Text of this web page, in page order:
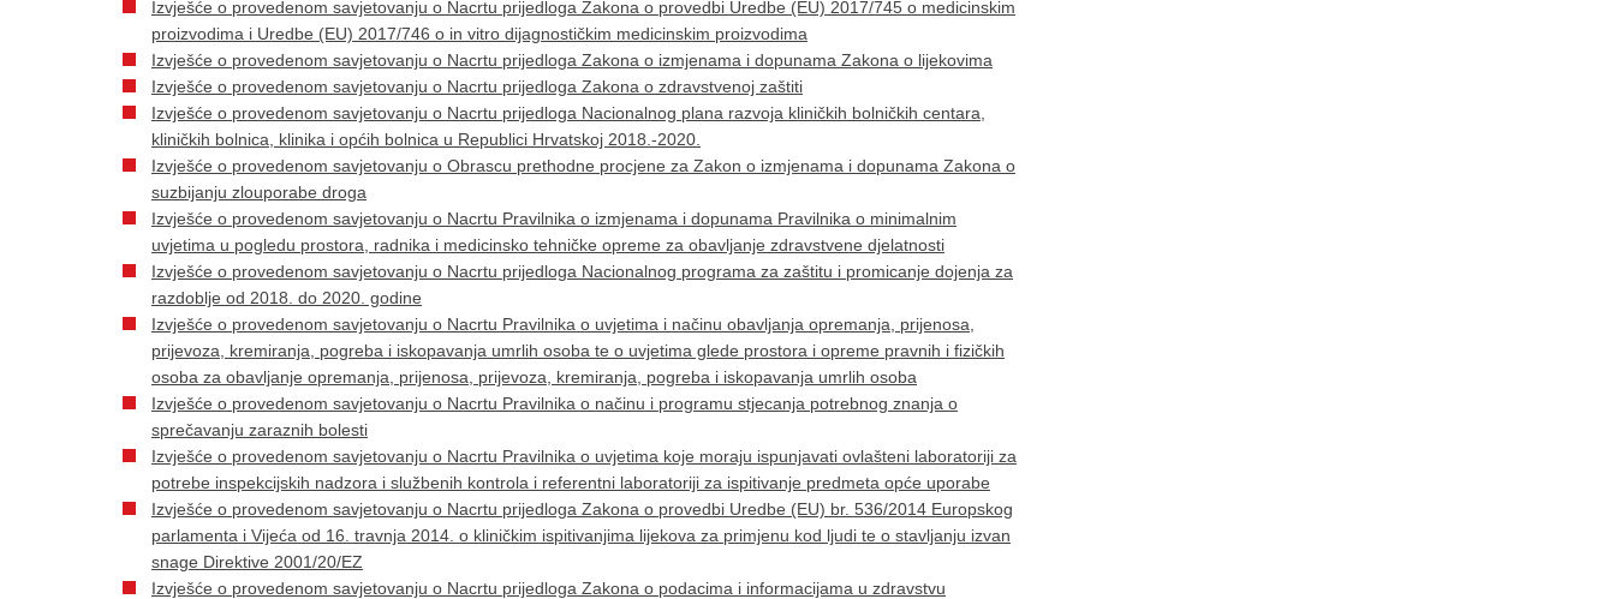
Izvješće o provedenom savjetovanju o Nacrtu prijedloga Zakona o provedbi Uredbe (EU) 2017/745 o medicinskim
proizvodima i Uredbe (EU) 2017/746 o in vitro dijagnostičkim medicinskim proizvodima
Izvješće o provedenom savjetovanju o Nacrtu prijedloga Zakona o izmjenama i dopunama Zakona o lijekovima
Izvješće o provedenom savjetovanju o Nacrtu prijedloga Zakona o zdravstvenoj zaštiti
Izvješće o provedenom savjetovanju o Nacrtu prijedloga Nacionalnog plana razvoja kliničkih bolničkih centara,
kliničkih bolnica, klinika i općih bolnica u Republici Hrvatskoj 2018.-2020.
Izvješće o provedenom savjetovanju o Obrascu prethodne procjene za Zakon o izmjenama i dopunama Zakona o
suzbijanju zlouporabe droga
Izvješće o provedenom savjetovanju o Nacrtu Pravilnika o izmjenama i dopunama Pravilnika o minimalnim
uvjetima u pogledu prostora, radnika i medicinsko tehničke opreme za obavljanje zdravstvene djelatnosti
Izvješće o provedenom savjetovanju o Nacrtu prijedloga Nacionalnog programa za zaštitu i promicanje dojenja za
razdoblje od 2018. do 2020. godine
Izvješće o provedenom savjetovanju o Nacrtu Pravilnika o uvjetima i načinu obavljanja opremanja, prijenosa,
prijevoza, kremiranja, pogreba i iskopavanja umrlih osoba te o uvjetima glede prostora i opreme pravnih i fizičkih
osoba za obavljanje opremanja, prijenosa, prijevoza, kremiranja, pogreba i iskopavanja umrlih osoba
Izvješće o provedenom savjetovanju o Nacrtu Pravilnika o načinu i programu stjecanja potrebnog znanja o
sprečavanju zaraznih bolesti
Izvješće o provedenom savjetovanju o Nacrtu Pravilnika o uvjetima koje moraju ispunjavati ovlašteni laboratoriji za
potrebe inspekcijskih nadzora i službenih kontrola i referentni laboratoriji za ispitivanje predmeta opće uporabe
Izvješće o provedenom savjetovanju o Nacrtu prijedloga Zakona o provedbi Uredbe (EU) br. 536/2014 Europskog
parlamenta i Vijeća od 16. travnja 2014. o kliničkim ispitivanjima lijekova za primjenu kod ljudi te o stavljanju izvan
snage Direktive 2001/20/EZ
Izvješće o provedenom savjetovanju o Nacrtu prijedloga Zakona o podacima i informacijama u zdravstvu